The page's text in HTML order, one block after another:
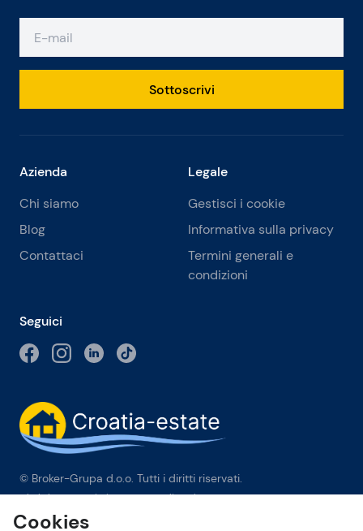
Sottoscrivi
Azienda
Chi siamo
Blog
Contattaci
Legale
Gestisci i cookie
Informativa sulla privacy
Termini generali e
condizioni
Seguici
© Broker-Grupa d.o.o. Tutti i diritti riservati.
Obala kneza Branimira 1, 21000 Split-Phone: +385 98 384 007
Cookies